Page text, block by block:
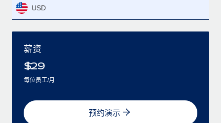
USD
薪资
$29
每位员工/月
预约演示